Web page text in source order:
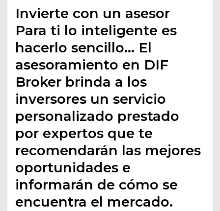
Invierte con un asesor
Para ti lo inteligente es
hacerlo sencillo… El
asesoramiento en DIF
Broker brinda a los
inversores un servicio
personalizado prestado
por expertos que te
recomendarán las mejores
oportunidades e
informarán de cómo se
encuentra el mercado.